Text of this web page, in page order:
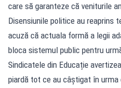
care să garanteze că veniturile
Disensiunile politice au reaprins
acuză că actuala formă a legii
bloca sistemul public pentru
Sindicatele din Educație
piardă tot ce au câștigat în urma